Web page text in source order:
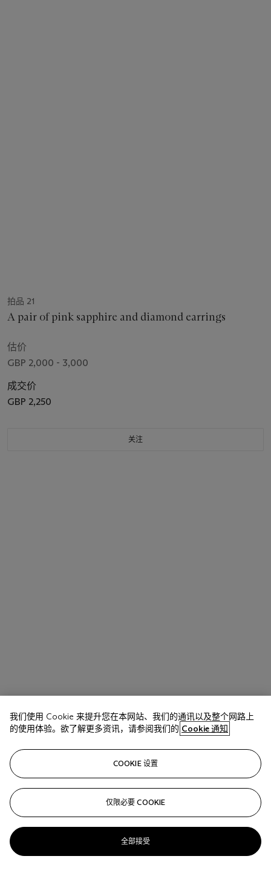
拍品 21
A pair of pink sapphire and diamond earrings
估价
GBP 2,000 - 3,000
成交价
GBP 2,250
关注
拍品 22
A diamond and multi-coloured sapphire pendant
估价
GBP 800 - 1,200
我们使用 Cookie 来提升您在本网站、我们的通讯以及整个网路上
的使用体验。欲了解更多资讯，请参阅我们的 Cookie 通知
COOKIE 设置
仅限必要 COOKIE
全部接受